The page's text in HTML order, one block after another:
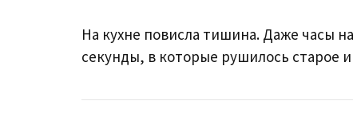
На кухне повисла тишина. Даже часы
секунды, в которые рушилось старое